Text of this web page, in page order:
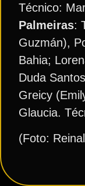
Técnico:
Palmeiras:
Guzmán),
Bahia;
Duda
Greicy
Glaucia.
(Foto: